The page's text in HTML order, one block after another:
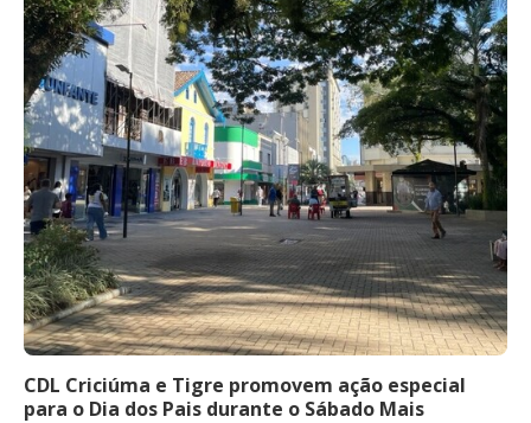
CDL Criciúma e Tigre promovem ação especial
para o Dia dos Pais durante o Sábado Mais